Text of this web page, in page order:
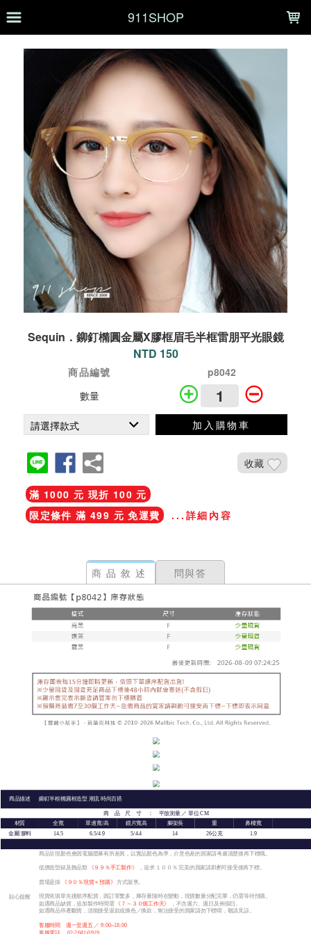
911SHOP
Sequin．鉚釘橢圓金屬X膠框眉毛半框雷朋平光眼鏡
NTD 150
商品編號
p8042
數量
加入購物車
收藏
滿 1000 元 現折 100 元
限定條件 滿 499 元 免運費
...詳細內容
商品敘述 問與答